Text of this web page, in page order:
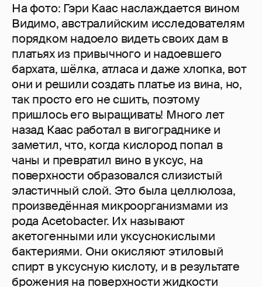
На фото: Гэри Каас наслаждается вином
Видимо, австралийским исследователям
порядком надоело видеть своих дам в
платьях из привычного и надоевшего
бархата, шёлка, атласа и даже хлопка, вот
они и решили создать платье из вина, но,
так просто его не сшить, поэтому
пришлось его выращивать! Много лет
назад Каас работал в вигограднике и
заметил, что, когда кислород попал в
чаны и превратил вино в уксус, на
поверхности образовался слизистый
эластичный слой. Это была целлюлоза,
произведённая микроорганизмами из
рода Acetobacter. Их называют
акетогенными или уксуснокислыми
бактериями. Они окисляют этиловый
спирт в уксусную кислоту, и в результате
брожения на поверхности жидкости